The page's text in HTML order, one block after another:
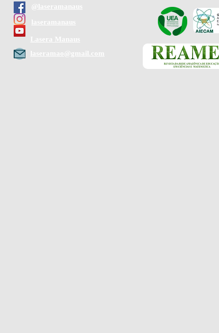
@laseramanaus
laseramanaus
Lasera Manaus
laseramao@gmail.com